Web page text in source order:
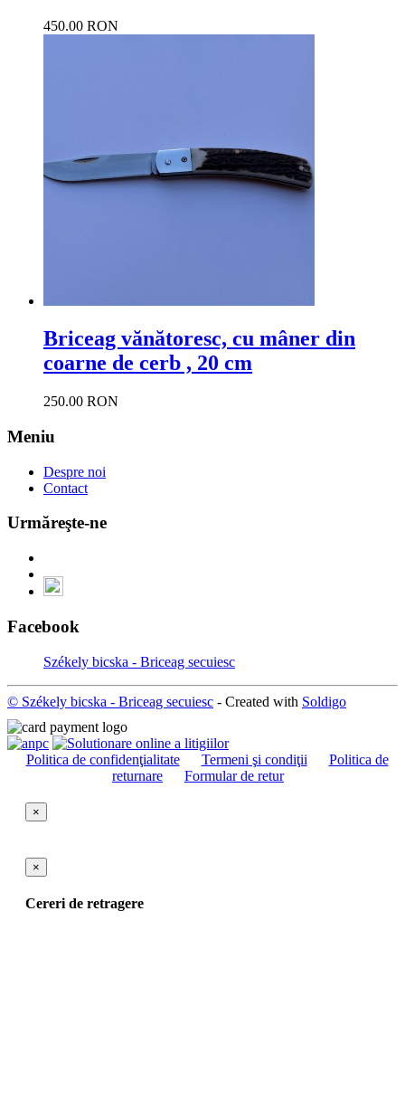
450.00 RON
Briceag vănătoresc, cu mâner din
coarne de cerb , 20 cm
250.00 RON
Meniu
Despre noi
Contact
Urmăreşte-ne
Facebook
Székely bicska - Briceag secuiesc
© Székely bicska - Briceag secuiesc - Created with Soldigo
Politica de confidenţialitate Termeni şi condiţii
Politica de
returnare
Formular de retur
×
×
Cereri de retragere